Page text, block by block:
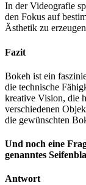
In der Videografie
den Fokus auf
Ästhetik zu
Fazit
Bokeh ist ein
die technische
kreative Vision, die
verschiedenen
die gewünschten
Und noch eine
genanntes
Antwort